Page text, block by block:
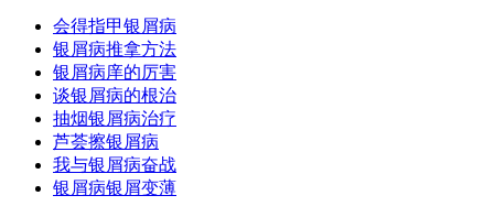
会得指甲银屑病
银屑病推拿方法
银屑病庠的厉害
谈银屑病的根治
抽烟银屑病治疗
芦荟擦银屑病
我与银屑病奋战
银屑病银屑变薄